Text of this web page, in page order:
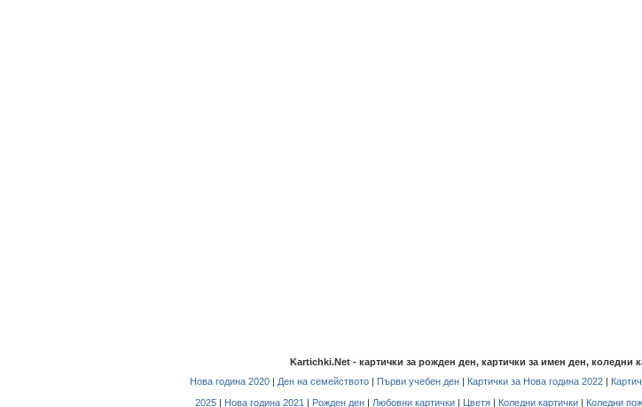
Kartichki.Net - картички за рожден ден, картички за имен ден, коледни
Нова година 2020| Ден на семейството| Първи учебен ден| Картички за Нова година 2022|
2025| Нова година 2021 | Рожден ден| Любовни картички| Цветя| Коледни картички| Коледни